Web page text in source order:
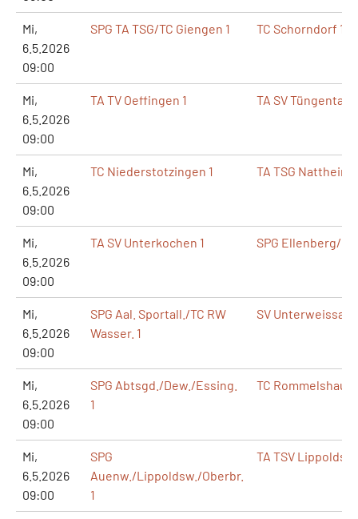
Mi,
6.5.2026
09:00
SPG TA TSG/TC Giengen 1 TC Schorndorf
Mi,
6.5.2026
09:00
TA TV Oeffingen 1 TA SV Tüngental 1
Mi,
6.5.2026
09:00
TC Niederstotzingen 1 TA TSG Nattheim 1
Mi,
6.5.2026
09:00
TA SV Unterkochen 1 SPG Ellenberg/
Mi,
6.5.2026
09:00
SPG Aal. Sportall./TC RW
Wasser. 1
SV Unterweissach
Mi,
6.5.2026
09:00
SPG Abtsgd./Dew./Essing.
1
TC
Mi,
6.5.2026
09:00
SPG
Auenw./Lippoldsw./Oberbr.
1
TA TSV